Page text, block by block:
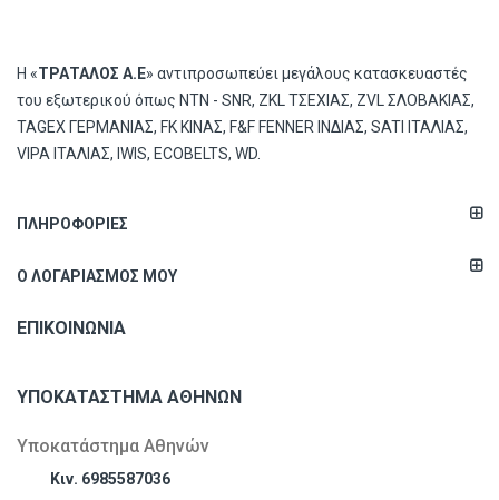
Η «ΤΡΑΤΑΛΟΣ Α.Ε» αντιπροσωπεύει μεγάλους κατασκευαστές
του εξωτερικού όπως ΝΤΝ - SNR, ZKL ΤΣΕΧΙΑΣ, ZVL ΣΛΟΒΑΚΙΑΣ,
TAGEX ΓΕΡΜΑΝΙΑΣ, FK ΚΙΝΑΣ, F&F FENNER ΙΝΔΙΑΣ, SATI ΙΤΑΛΙΑΣ,
VIPA ΙΤΑΛΙΑΣ, IWIS, ECOBELTS, WD.
ΠΛΗΡΟΦΟΡΊΕΣ
Ο ΛΟΓΑΡΙΑΣΜΌΣ ΜΟΥ
ΕΠΙΚΟΙΝΩΝΊΑ
ΥΠΟΚΑΤΆΣΤΗΜΑ ΑΘΗΝΏΝ
Υποκατάστημα Αθηνών
Κιν. 6985587036